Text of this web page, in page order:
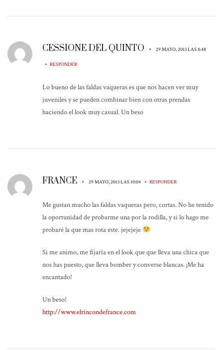
CESSIONE DEL QUINTO • 29 MAYO, 2013 LAS 8:48
• RESPONDER
Lo bueno de las faldas vaqueras es que nos hacen ver muy
juveniles y se pueden combinar bien con otras prendas
haciendo el look muy casual. Un beso
FRANCE • 29 MAYO, 2013 LAS 10:04 • RESPONDER
Me gustan mucho las faldas vaqueras pero, cortas. No he tenido
la oportunidad de probarme una por la rodilla, y si lo hago me
probaré la que mas rota este. jejejeje
Si me animo, me fijaría en el look que que lleva una chica que
nos has puesto, que lleva bomber y converse blancas. ¡Me ha
encantado!
Un beso!
http://www.elrincondefrance.com